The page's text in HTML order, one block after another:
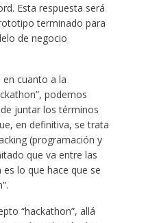
Esta respuesta será
terminado para
de negocio
cuanto a la
podemos
juntar los términos
en definitiva, se trata
(programación y
que va entre las
lo que hace que se
“hackathon”, allá